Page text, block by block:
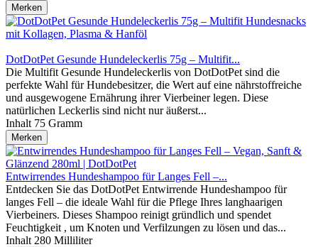
Merken
DotDotPet Gesunde Hundeleckerlis 75g – Multifit...
Die Multifit Gesunde Hundeleckerlis von DotDotPet sind die
perfekte Wahl für Hundebesitzer, die Wert auf eine nährstoffreiche
und ausgewogene Ernährung ihrer Vierbeiner legen. Diese
natürlichen Leckerlis sind nicht nur äußerst...
Inhalt 75 Gramm
Merken
Entwirrendes Hundeshampoo für Langes Fell –...
Entdecken Sie das DotDotPet Entwirrende Hundeshampoo für
langes Fell – die ideale Wahl für die Pflege Ihres langhaarigen
Vierbeiners. Dieses Shampoo reinigt gründlich und spendet
Feuchtigkeit , um Knoten und Verfilzungen zu lösen und das...
Inhalt 280 Milliliter